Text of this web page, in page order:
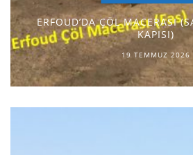
ERFOUD’DA ÇÖL MACERASI
KAPISI)
19 TEMMUZ 2026